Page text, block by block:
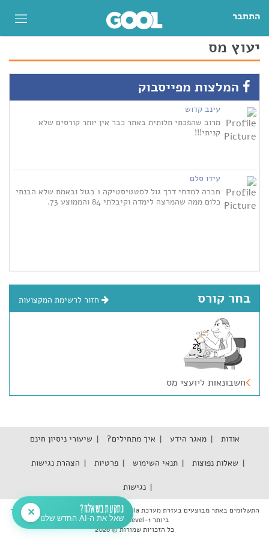
התחבר
יעוץ מס
המלצות מפייסבוק
עינב קדוש
מרוב שהפכתי תלותית באתר כבר אין יותר קורסים שלא
קניתי!!!
עידו סלם
חברה למדתי דרך גול לסטטיסטיקה 1 בגול ובאמת שלא הבנתי
כלום ממה שהמרצה לימדה וקיבלתי 84 והממוצע 73.
בחר קורס חזור לרשימת המקצועות
חשבונאות ליועצי מס
אודות מאגר הידע איך מתחילים? שיעורי ניסיון חינם
שאלות נפוצות תנאי השימוש פרטיות הצהרת נגישות
נגישות
התשלומים באתר מבוצעים בעזרת מערכת Tranzila אשר עומדת בתקן האבטחה המחמיר
ביותר PCI DSS Level-1
כל הזכויות שמורות © 2026
נתקעת בשאלה?
שאל את ה-AI החדש שלנו
✕